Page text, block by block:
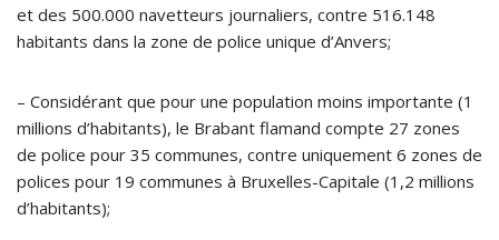
et des 500.000 navetteurs journaliers, contre 516.148
habitants dans la zone de police unique d’Anvers;
– Considérant que pour une population moins importante (1
millions d’habitants), le Brabant flamand compte 27 zones
de police pour 35 communes, contre uniquement 6 zones de
polices pour 19 communes à Bruxelles-Capitale (1,2 millions
d’habitants);